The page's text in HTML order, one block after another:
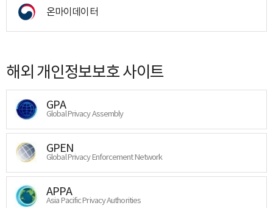
온마이데이터
해외 개인정보보호 사이트
GPA
Global Privacy Assembly
GPEN
Global Privacy Enforcement Network
APPA
Asia Pacific Privacy Authorities